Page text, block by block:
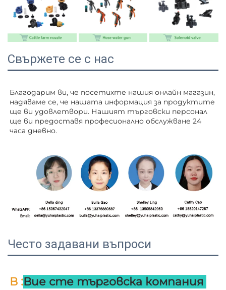
Свържете се с нас
Благодарим ви, че посетихте нашия онлайн магазин,
надяваме се, че нашата информация за продуктите
ще ви удовлетвори. Нашият търговски персонал
ще ви предоставя професионално обслужване 24
часа дневно.
Често задавани въпроси
В :Вие сте търговска компания